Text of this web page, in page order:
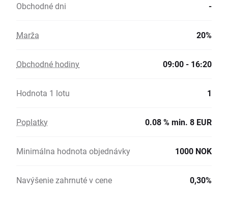
Obchodné dni -
Marža 20%
Obchodné hodiny 09:00 - 16:20
Hodnota 1 lotu 1
Poplatky 0.08 % min. 8 EUR
Minimálna hodnota objednávky 1000 NOK
Navýšenie zahrnuté v cene 0,30%